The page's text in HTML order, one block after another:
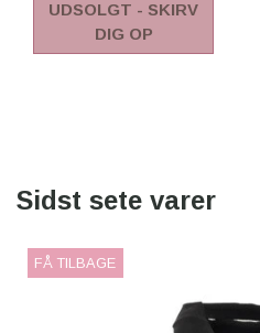
UDSOLGT - SKIRV
DIG OP
Sidst sete varer
FÅ TILBAGE